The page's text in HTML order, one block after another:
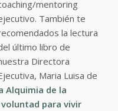
mentoring
También te
la lectura
último libro de
Directora
Maria Luisa de
Alquimia de la
para vivir